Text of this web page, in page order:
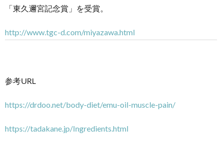
「東久邇宮記念賞」を受賞。
http://www.tgc-d.com/miyazawa.html
参考URL
https://drdoo.net/body-diet/emu-oil-muscle-pain/
https://tadakane.jp/Ingredients.html